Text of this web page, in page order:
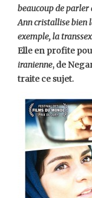
beaucoup de parler
Ann cristallise bien
exemple, la
Elle en profite
iranienne, de
traite ce sujet.